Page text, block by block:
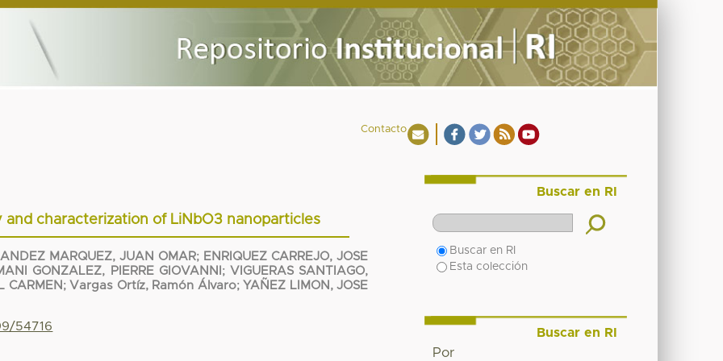
Contacto
characterization of LiNbO3 nanoparticles
MARQUEZ, JUAN OMAR; ENRIQUEZ CARREJO, JOSE
GONZALEZ, PIERRE GIOVANNI ; VIGUERAS SANTIAGO,
CARMEN ; Vargas Ortíz, Ramón Álvaro; YAÑEZ LIMON, JOSE
54716
Buscar en RI
Buscar en RI
Esta colección
Buscar en RI
Por